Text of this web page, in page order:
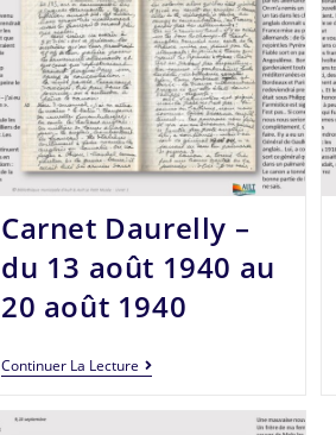
Carnet Daurelly –
du 13 août 1940 au
20 août 1940
Continuer La Lecture